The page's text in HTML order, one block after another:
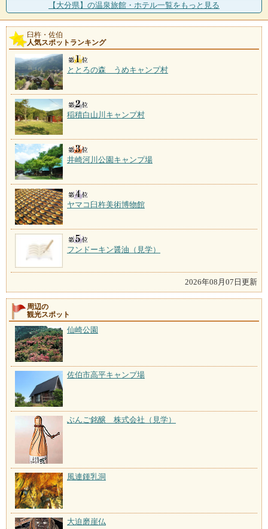
【大分県】の温泉旅館・ホテル一覧をもっと見る
臼杵・佐伯
人気スポットランキング
ととろの森 うめキャンプ村
稲積白山川キャンプ村
井崎河川公園キャンプ場
ヤマコ臼杵美術博物館
フンドーキン醤油（見学）
2026年08月07日更新
周辺の
観光スポット
仙崎公園
佐伯市高平キャンプ場
ぶんご銘醸 株式会社（見学）
風連鍾乳洞
大迫磨崖仏